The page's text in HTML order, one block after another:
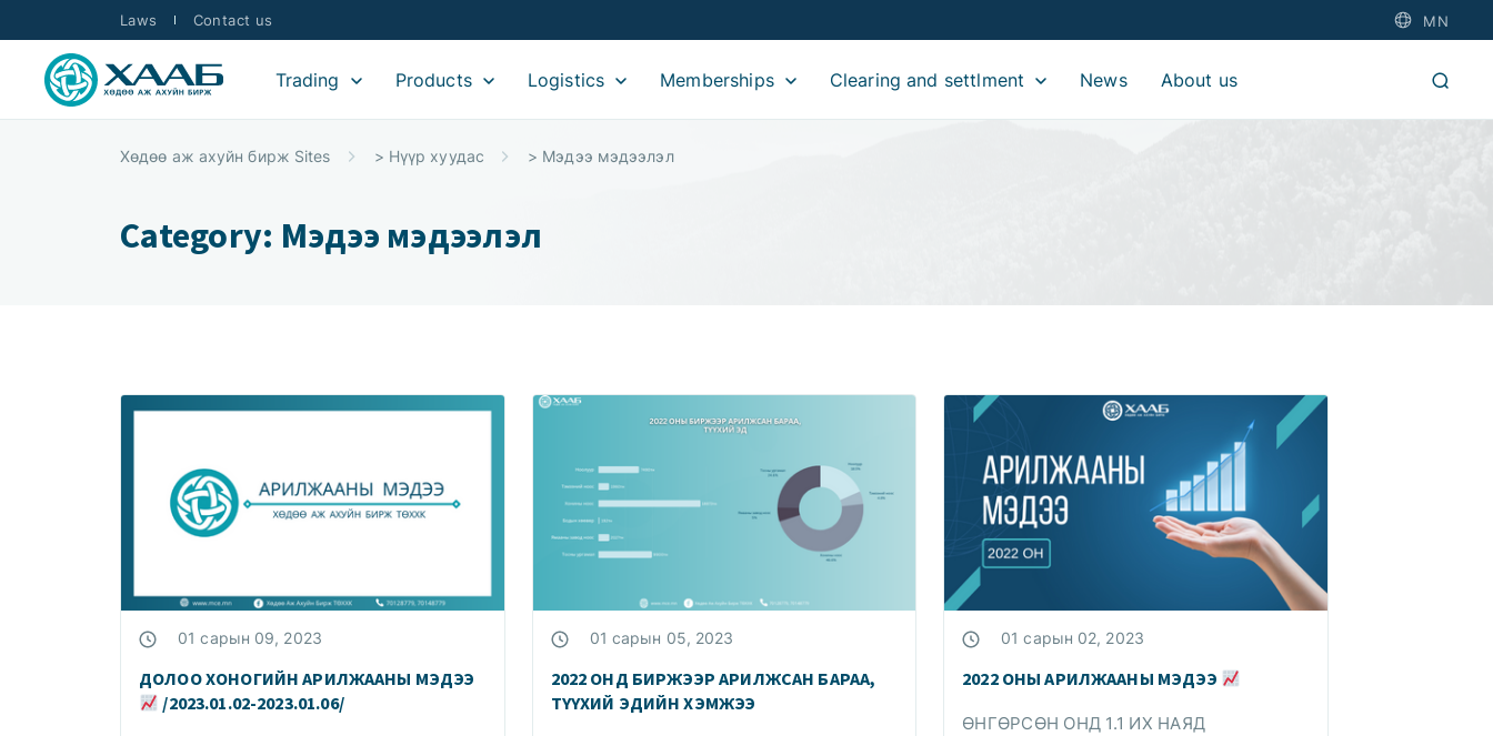
Laws Contact us MN
Trading Products Logistics Memberships Clearing and settlment News About us
Хөдөө аж ахуйн бирж Sites > Нүүр хуудас > Мэдээ мэдээлэл
Category: Мэдээ мэдээлэл
01 сарын 09, 2023
ДОЛОО ХОНОГИЙН АРИЛЖААНЫ МЭДЭЭ
/2023.01.02-2023.01.06/
01 сарын 05, 2023
2022 ОНД БИРЖЭЭР АРИЛЖСАН БАРАА,
ТҮҮХИЙ ЭДИЙН ХЭМЖЭЭ
01 сарын 02, 2023
2022 ОНЫ АРИЛЖААНЫ МЭДЭЭ
ӨНГӨРСӨН ОНД 1.1 ИХ НАЯД